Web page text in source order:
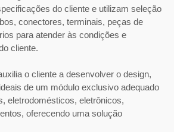
do cliente e utilizam seleção
conectores, terminais, peças de
para atender às condições e
cliente.
o cliente a desenvolver o design,
de um módulo exclusivo adequado
eletrodomésticos, eletrônicos,
oferecendo uma solução